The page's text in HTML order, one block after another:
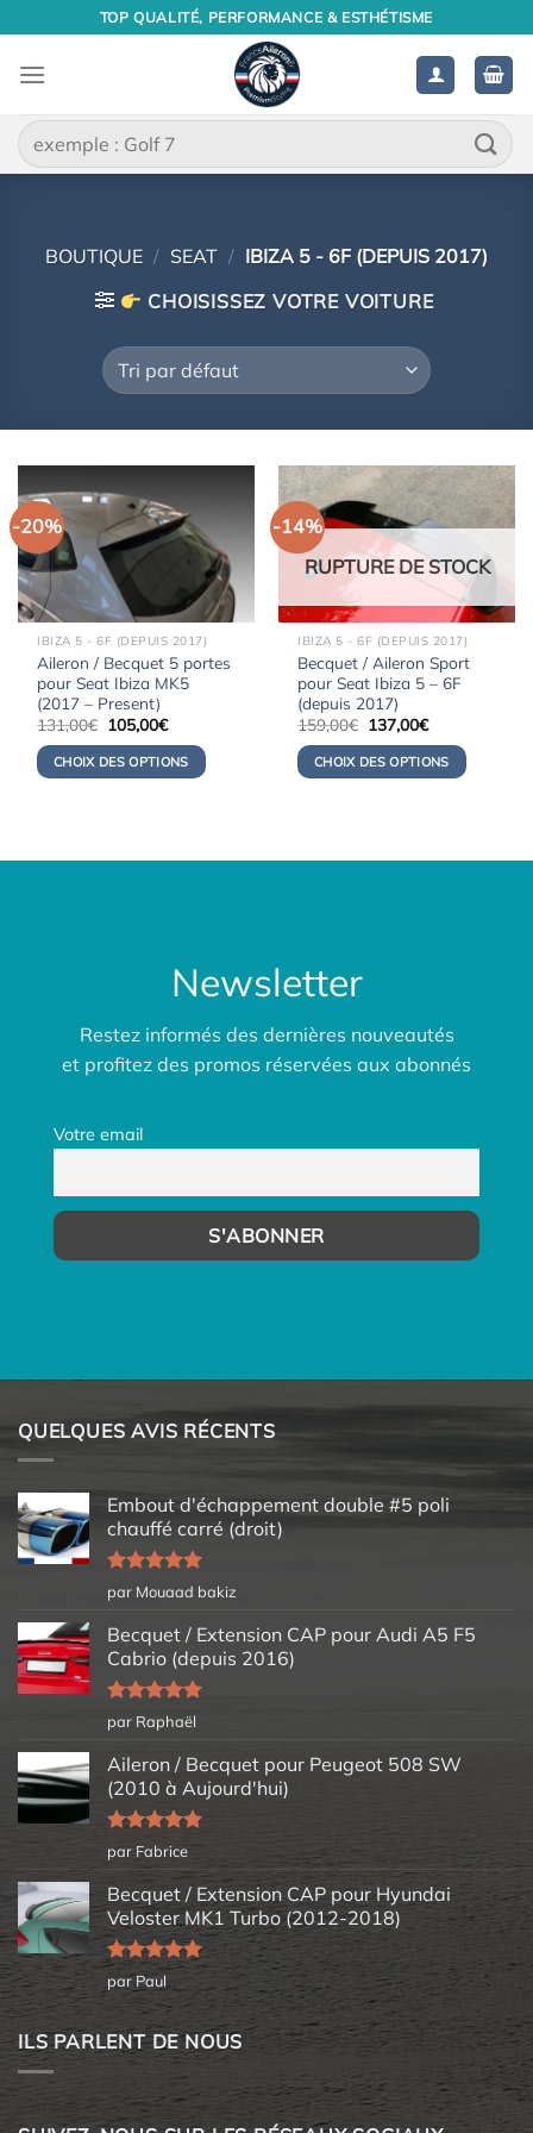
contenu
TOP QUALITÉ, PERFORMANCE & ESTHÉTISME
Recherche
pour :
BOUTIQUE / SEAT / IBIZA 5 - 6F (DEPUIS 2017)
CHOISISSEZ VOTRE VOITURE
-20%
IBIZA 5 - 6F (DEPUIS 2017)
Aileron / Becquet 5 portes
pour Seat Ibiza MK5
(2017 – Present)
131,00€ Le
prix
initial
était :
131,00€.
105,00€Le
actuel
est :
105,00€.
CHOIX DES OPTIONS
-14%
RUPTURE DE STOCK
IBIZA 5 - 6F (DEPUIS 2017)
Becquet / Aileron Sport
pour Seat Ibiza 5 – 6F
(depuis 2017)
159,00€ Le
initial
était :
159,00€.
137,00€Le
actuel
est :
137,00€.
CHOIX DES OPTIONS
Newsletter
Restez informés des dernières nouveautés
et profitez des promos réservées aux abonnés
Votre email
QUELQUES AVIS RÉCENTS
Embout d'échappement double #5 poli
chauffé carré (droit)
Note5sur
5
par Mouaad bakiz
Becquet / Extension CAP pour Audi A5 F5
Cabrio (depuis 2016)
Note5sur
5
par Raphaël
Aileron / Becquet pour Peugeot 508 SW
(2010 à Aujourd'hui)
Note5sur
5
par Fabrice
Becquet / Extension CAP pour Hyundai
Veloster MK1 Turbo (2012-2018)
Note5sur
5
par Paul
ILS PARLENT DE NOUS